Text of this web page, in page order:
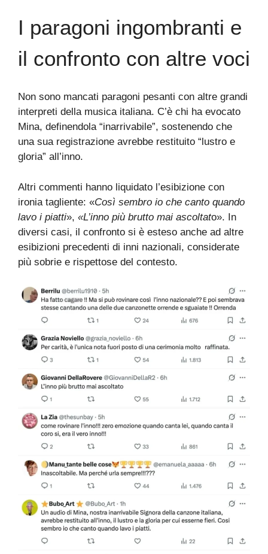
I paragoni ingombranti e
il confronto con altre voci
Non sono mancati paragoni pesanti con altre grandi
interpreti della musica italiana. C’è chi ha evocato
Mina, definendola “inarrivabile”, sostenendo che
una sua registrazione avrebbe restituito “lustro e
gloria” all’inno.
Altri commenti hanno liquidato l’esibizione con
ironia tagliente: «Così sembro io che canto quando
lavo i piatti», «L’inno più brutto mai ascoltato». In
diversi casi, il confronto si è esteso anche ad altre
esibizioni precedenti di inni nazionali, considerate
più sobrie e rispettose del contesto.